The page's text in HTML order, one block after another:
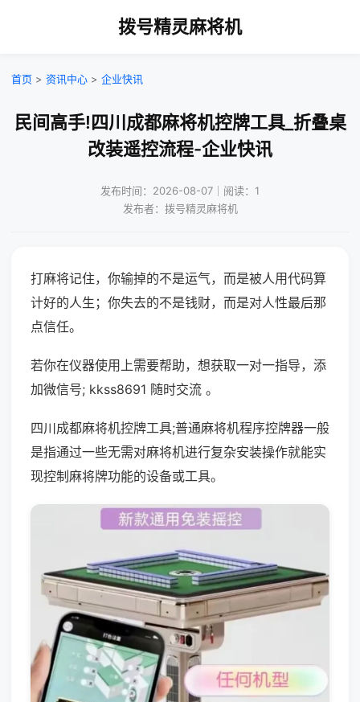
拨号精灵麻将机
首页 > 资讯中心 > 企业快讯
民间高手!四川成都麻将机控牌工具_折叠桌
改装遥控流程-企业快讯
发布时间：2026-08-07｜阅读：1
发布者：拨号精灵麻将机
打麻将记住，你输掉的不是运气，而是被人用代码算
计好的人生；你失去的不是钱财，而是对人性最后那
点信任。
若你在仪器使用上需要帮助，想获取一对一指导，添
加微信号; kkss8691 随时交流 。
四川成都麻将机控牌工具;普通麻将机程序控牌器一般
是指通过一些无需对麻将机进行复杂安装操作就能实
现控制麻将牌功能的设备或工具。